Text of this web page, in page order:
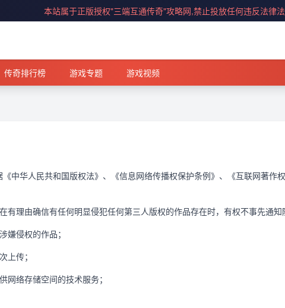
本站属于正版授权"三端互通传奇"攻略网,禁止投放任何违反法律
传奇排行榜 游戏专题 游戏视频
中华人民共和国版权法》、《信息网络传播权保护条例》、《互联网著作
有理由确信有任何明显侵犯任何第三人版权的作品存在时，有权不事先通知
嫌侵权的作品；
上传；
网络存储空间的技术服务；